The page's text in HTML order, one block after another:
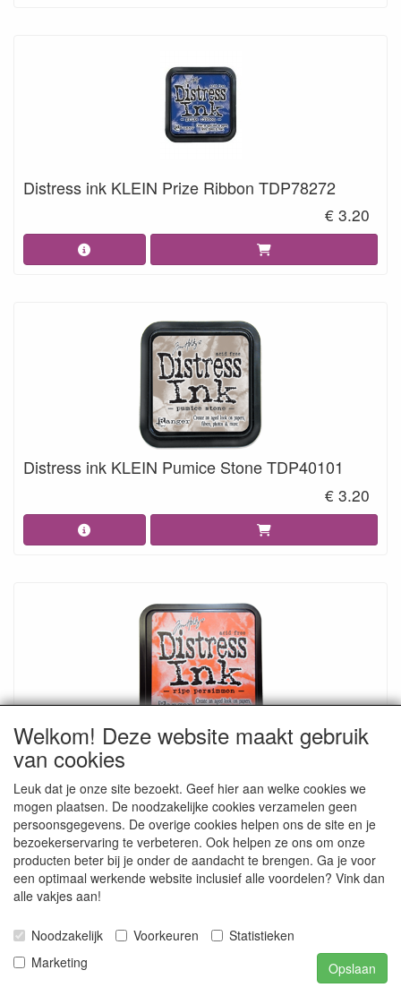
Distress ink KLEIN Prize Ribbon TDP78272
€ 3.20
Distress ink KLEIN Pumice Stone TDP40101
€ 3.20
Distress ink KLEIN Ripe Persimmon TDP40118
Welkom! Deze website maakt gebruik
van cookies
Leuk dat je onze site bezoekt. Geef hier aan welke cookies we
mogen plaatsen. De noodzakelijke cookies verzamelen geen
persoonsgegevens. De overige cookies helpen ons de site en je
bezoekerservaring te verbeteren. Ook helpen ze ons om onze
producten beter bij je onder de aandacht te brengen. Ga je voor
een optimaal werkende website inclusief alle voordelen? Vink dan
alle vakjes aan!
Noodzakelijk Voorkeuren
Statistieken
Marketing
Opslaan